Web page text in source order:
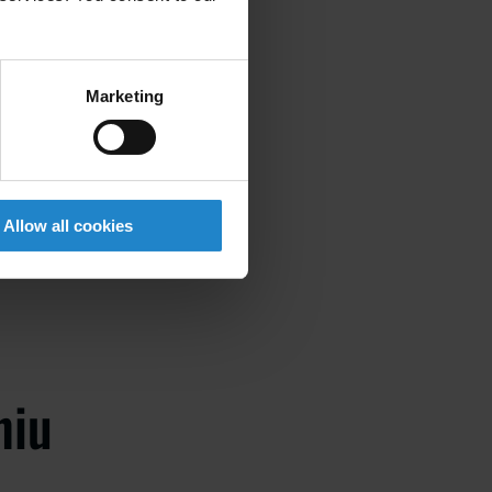
Marketing
Allow all cookies
w czystości